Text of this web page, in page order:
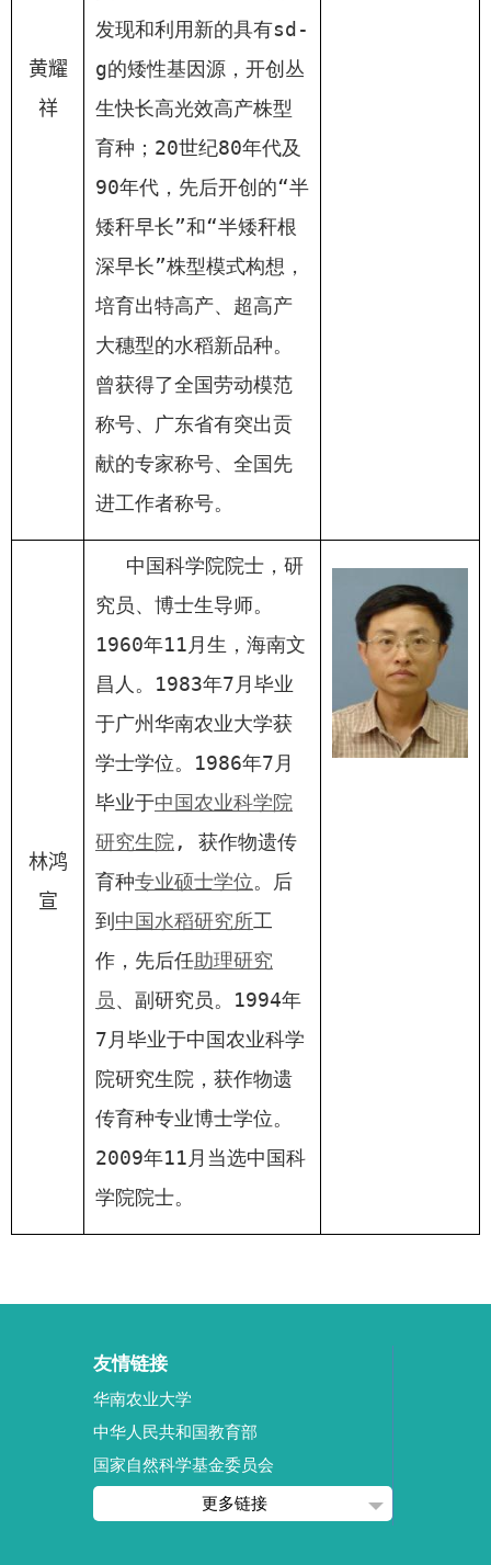
黄耀
祥
发现和利用新的具有sd-
g的矮性基因源，开创丛
生快长高光效高产株型
育种； 20世纪80年代及
90年代，先后开创的“半
矮秆早长”和“半矮秆根
深早长”株型模式构想，
培育出特高产、超高产
大穗型的水稻新品种。
曾获得了全国劳动模范
称号、广东省有突出贡
献的专家称号、全国先
进工作者称号。
林鸿
宣
中国科学院院士，研
究员、博士生导师。
1960年11 月生，海南文
昌人。 1983年7 月毕业
于广州华南农业大学获
学士学位。 1986年7 月
毕业于中国农业科学院
研究生院 , 获作物遗传
育种专业硕士学位。后
到 中国水稻研究所工
作，先后任助理研究
员、副研究员。 1994年
7 月毕业于中国农业科学
院研究生院，获作物遗
传育种专业博士学位。
2009年11 月当选中国科
学院院士。
友情链接
华南农业大学
中华人民共和国教育部
国家自然科学基金委员会
更多链接